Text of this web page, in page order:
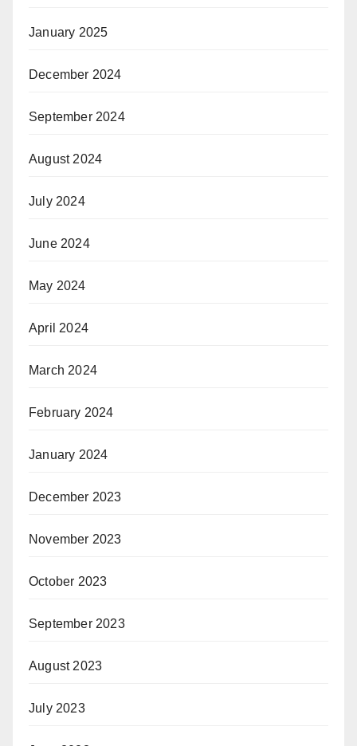
January 2025
December 2024
September 2024
August 2024
July 2024
June 2024
May 2024
April 2024
March 2024
February 2024
January 2024
December 2023
November 2023
October 2023
September 2023
August 2023
July 2023